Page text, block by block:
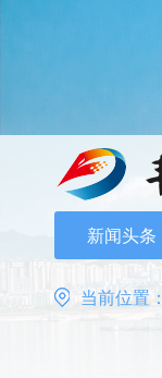
新闻头条
当前位置：